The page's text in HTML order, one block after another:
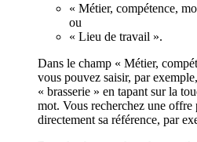
« Métier, compétence,
ou
« Lieu de travail ».
Dans le champ « Métier,
vous pouvez saisir, par
« brasserie » en tapant sur la
mot. Vous recherchez une offre
directement sa référence, par